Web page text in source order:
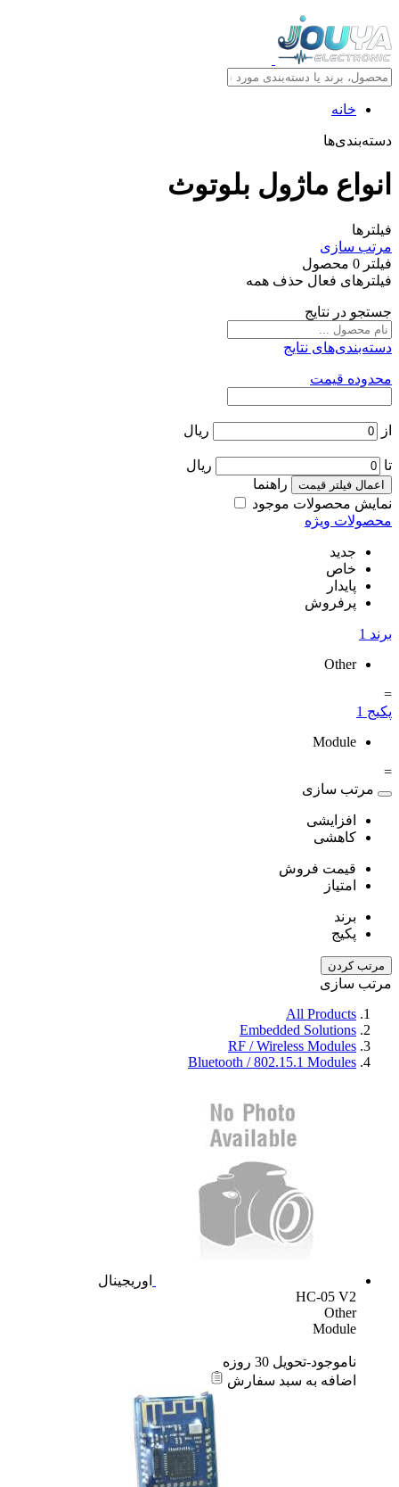
خانه
دسته‌بندی‌ها
انواع ماژول بلوتوث
فیلترها
مرتب سازی
فیلتر 0 محصول
فیلترهای فعال حذف همه
جستجو در نتایج
دسته‌بندی‌های نتایج
محدوده قیمت
از ریال
تا ریال
اعمال فیلتر قیمت
راهنما
نمایش محصولات موجود
محصولات ویژه
جدید
خاص
پایدار
پرفروش
برند 1
Other
=
پکیج 1
Module
=
مرتب سازی
افزایشی
کاهشی
قیمت فروش
امتیاز
برند
پکیج
مرتب کردن
مرتب سازی
All Products
Embedded Solutions
RF / Wireless Modules
Bluetooth / 802.15.1 Modules
اوریجینال
HC-05 V2
Other
Module
ناموجود-تحویل 30 روزه
اضافه به سبد سفارش